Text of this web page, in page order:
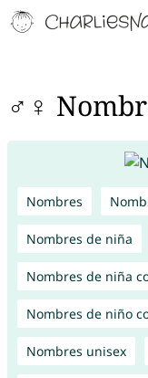
♂♀
Nombres
Nombres de niña
Nombres de niña
Nombres de niño
Nombres unisex